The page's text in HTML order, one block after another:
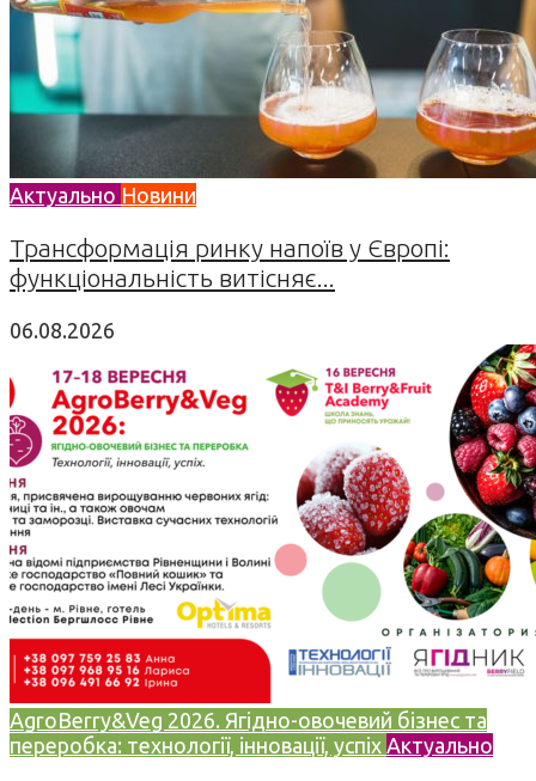
Актуально Новини
Трансформація ринку напоїв у Європі:
функціональність витісняє...
06.08.2026
AgroBerry&Veg 2026. Ягідно-овочевий бізнес та
переробка: технології, інновації, успіх Актуально